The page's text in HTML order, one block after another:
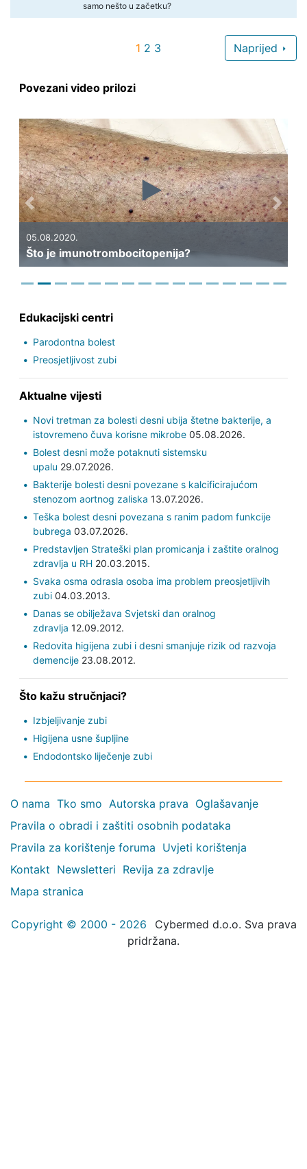
samo nešto u začetku?
1 2 3 Naprijed
Povezani video prilozi
05.08.2020.
Što je imunotrombocitopenija?
Previous Next
Edukacijski centri
Parodontna bolest
Preosjetljivost zubi
Aktualne vijesti
Novi tretman za bolesti desni ubija štetne bakterije, a
istovremeno čuva korisne mikrobe05.08.2026.
Bolest desni može potaknuti sistemsku
upalu 29.07.2026.
Bakterije bolesti desni povezane s kalcificirajućom
stenozom aortnog zaliska 13.07.2026.
Teška bolest desni povezana s ranim padom funkcije
bubrega 03.07.2026.
Predstavljen Strateški plan promicanja i zaštite oralnog
zdravlja u RH20.03.2015.
Svaka osma odrasla osoba ima problem preosjetljivih
zubi04.03.2013.
Danas se obilježava Svjetski dan oralnog
zdravlja 12.09.2012.
Redovita higijena zubi i desni smanjuje rizik od razvoja
demencije23.08.2012.
Što kažu stručnjaci?
Izbjeljivanje zubi
Higijena usne šupljine
Endodontsko liječenje zubi
O nama Tko smo Autorska prava Oglašavanje
Pravila o obradi i zaštiti osobnih podataka
Pravila za korištenje foruma Uvjeti korištenja
Kontakt Newsletteri Revija za zdravlje
Mapa stranica
Copyright © 2000 - 2026
Cybermed d.o.o. Sva prava
pridržana.